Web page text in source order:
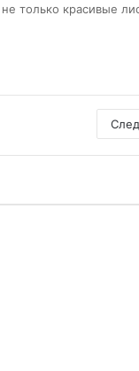
только красивые